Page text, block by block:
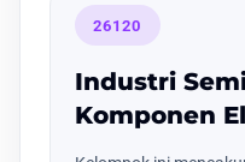
26120
Industri
Komponen